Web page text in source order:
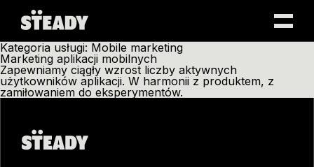
Skip
to
content
Kategoria usługi: Mobile marketing
Marketing aplikacji mobilnych
Zapewniamy ciągły wzrost liczby aktywnych
użytkowników aplikacji. W harmonii z produktem, z
zamiłowaniem do eksperymentów.